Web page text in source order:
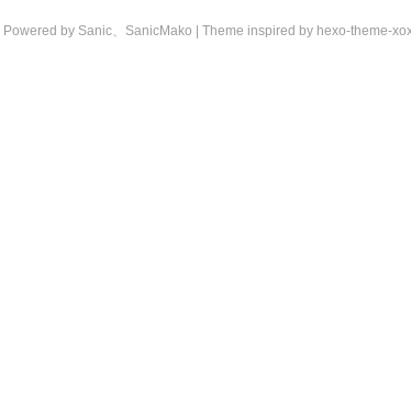
| Powered by Sanic、 SanicMako | Theme inspired by hexo-theme-